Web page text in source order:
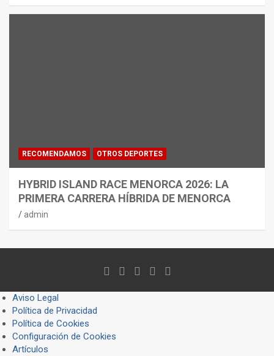
RECOMENDAMOS OTROS DEPORTES
HYBRID ISLAND RACE MENORCA 2026: LA
PRIMERA CARRERA HÍBRIDA DE MENORCA
admin
Aviso Legal
Política de Privacidad
Política de Cookies
Configuración de Cookies
Artículos